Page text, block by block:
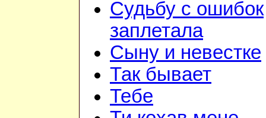
Судьбу с ошибок
заплетала
Сыну и невестке
Так бывает
Тебе